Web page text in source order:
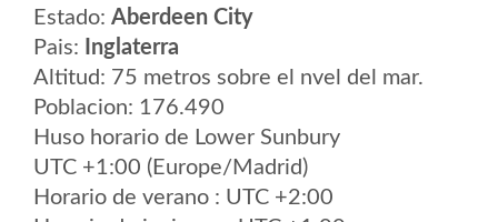
Estado: Aberdeen City
Pais:
Inglaterra
Altitud: 75 metros sobre el nvel del mar.
Poblacion: 176.490
Huso horario de Lower Sunbury
UTC +1:00 (Europe/Madrid)
Horario de verano : UTC +2:00